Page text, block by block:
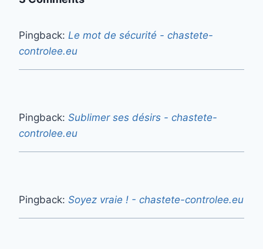
Pingback: Le mot de sécurité - chastete-
controlee.eu
Pingback: Sublimer ses désirs - chastete-
controlee.eu
Pingback: Soyez vraie ! - chastete-controlee.eu